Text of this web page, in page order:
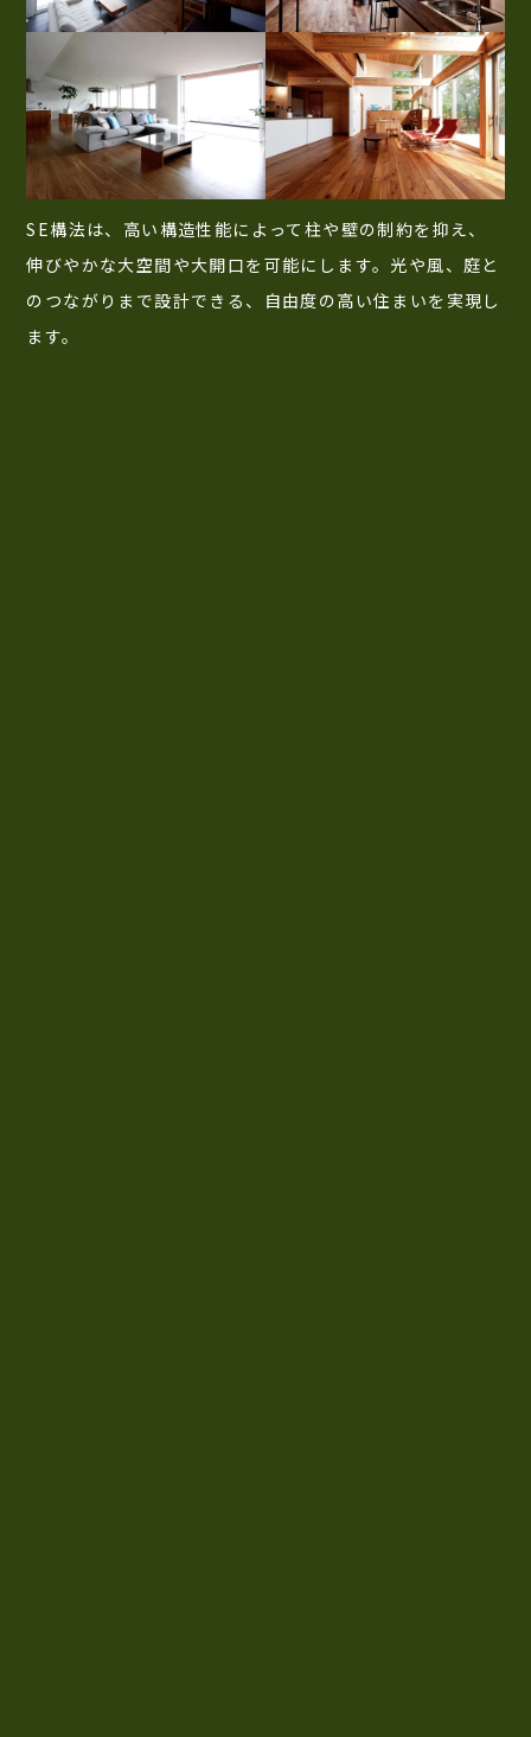
SE構法は、高い構造性能によって柱や壁の制約を抑え、
伸びやかな大空間や大開口を可能にします。光や風、庭と
のつながりまで設計できる、自由度の高い住まいを実現し
ます。